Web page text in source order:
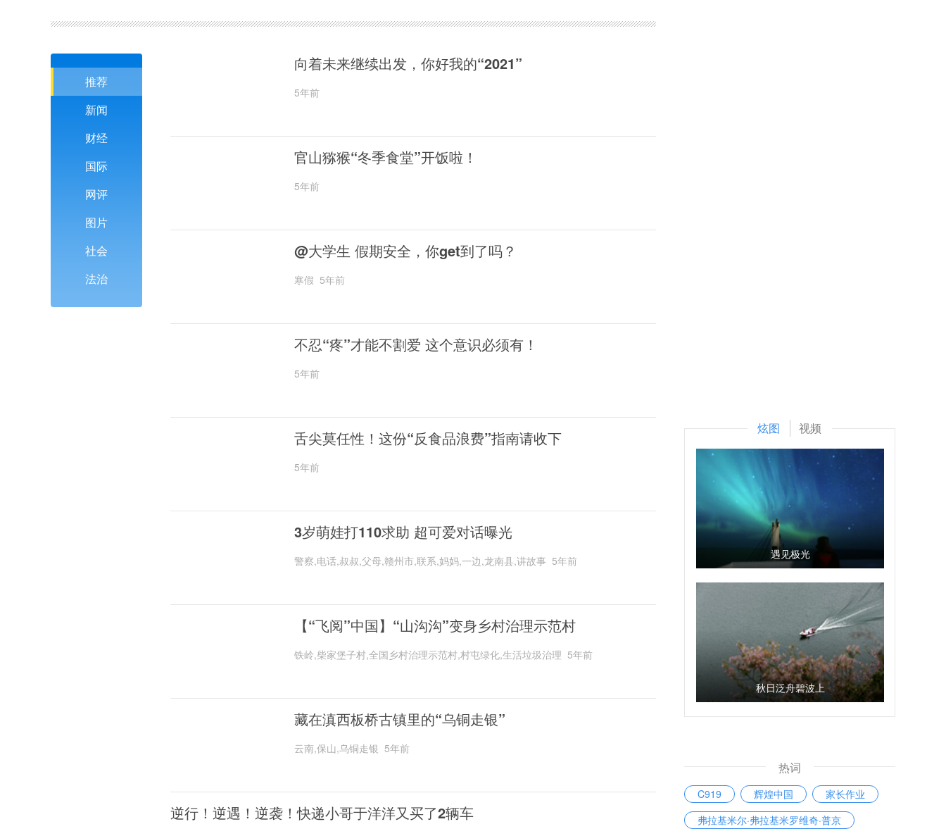
推荐
新闻
财经
国际
网评
图片
社会
法治
向着未来继续出发，你好我的“2021”
5年前
官山猕猴“冬季食堂”开饭啦！
5年前
@大学生 假期安全，你get到了吗？
寒假 5年前
不忍“疼”才能不割爱 这个意识必须有！
5年前
舌尖莫任性！这份“反食品浪费”指南请收下
5年前
3岁萌娃打110求助 超可爱对话曝光
警察,电话,叔叔,父母,赣州市,联系,妈妈,一边,龙南县,讲故事 5年前
【“飞阅”中国】“山沟沟”变身乡村治理示范村
铁岭,柴家堡子村,全国乡村治理示范村,村屯绿化,生活垃圾治理 5年前
藏在滇西板桥古镇里的“乌铜走银”
云南,保山,乌铜走银 5年前
逆行！逆遇！逆袭！快递小哥于洋洋又买了2辆车
炫图 视频
遇见极光
秋日泛舟碧波上
热词
C919 辉煌中国
家长作业
弗拉基米尔·弗拉基米罗维奇·普京